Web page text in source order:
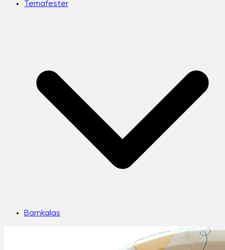
Temafester
Barnkalas